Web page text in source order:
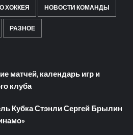
ХОККЕЯ НОВОСТИ КОМАНДЫ
РАЗНОЕ
матчей, календарь игр и
клуба
Кубка Стэнли Сергей Брылин